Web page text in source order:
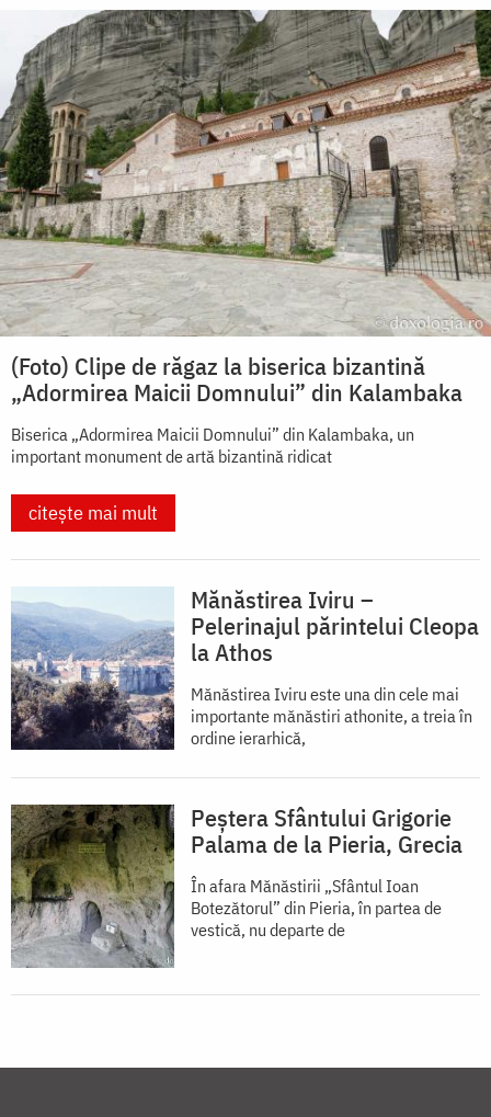
(Foto) Clipe de răgaz la biserica bizantină
„Adormirea Maicii Domnului” din Kalambaka
Biserica „Adormirea Maicii Domnului” din Kalambaka, un
important monument de artă bizantină ridicat
citește mai mult
Mănăstirea Iviru –
Pelerinajul părintelui Cleopa
la Athos
Mănăstirea Iviru este una din cele mai
importante mănăstiri athonite, a treia în
ordine ierarhică,
Peștera Sfântului Grigorie
Palama de la Pieria, Grecia
În afara Mănăstirii „Sfântul Ioan
Botezătorul” din Pieria, în partea de
vestică, nu departe de